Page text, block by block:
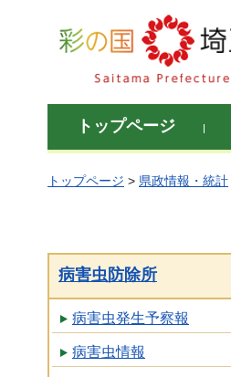
彩の国 埼玉県
トップページ
トップページ > 県政情報・統計
病害虫防除所
病害虫発生予察報
病害虫情報